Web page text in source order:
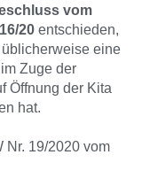
vom
20 entschieden,
eine
Zuge der
Öffnung der Kita
hat.
Nr. 19/2020 vom